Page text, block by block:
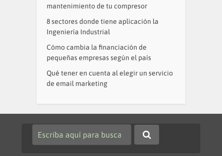
mantenimiento de tu compresor
8 sectores donde tiene aplicación la
Ingeniería Industrial
Cómo cambia la financiación de
pequeñas empresas según el país
Qué tener en cuenta al elegir un servicio
de email marketing